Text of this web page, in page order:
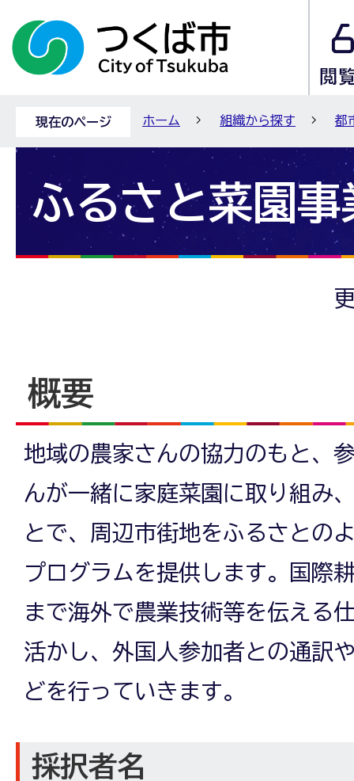
現在のページ ホーム 組織から探す 都
ふるさと菜園事
概要
地域の農家さんの協力のもと、
んが一緒に家庭菜園に取り組み
とで、周辺市街地をふるさとの
プログラムを提供します。国際
まで海外で農業技術等を伝える
活かし、外国人参加者との通訳
どを行っていきます。
採択者名